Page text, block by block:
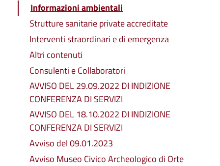
Informazioni ambientali
Strutture sanitarie private accreditate
Interventi straordinari e di emergenza
Altri contenuti
Consulenti e Collaboratori
AVVISO DEL 29.09.2022 DI INDIZIONE
CONFERENZA DI SERVIZI
AVVISO DEL 18.10.2022 DI INDIZIONE
CONFERENZA DI SERVIZI
Avviso del 09.01.2023
Avviso Museo Civico Archeologico di Orte